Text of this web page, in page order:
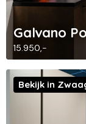
Galvano
15.950,-
Bekijk in